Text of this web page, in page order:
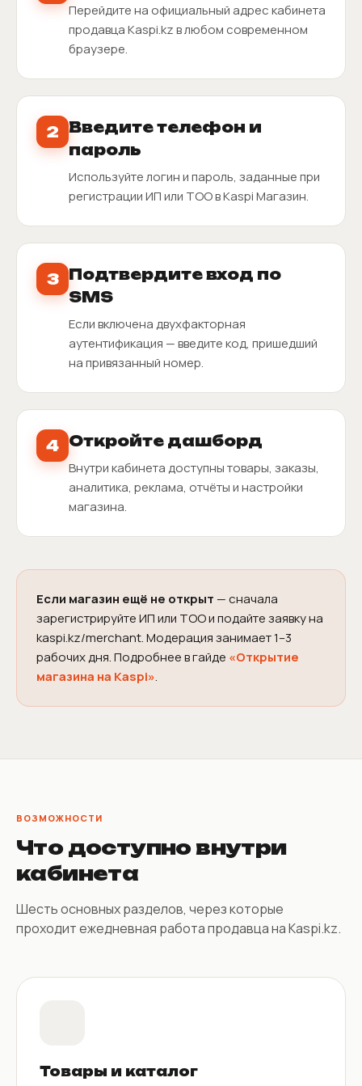
Перейдите на официальный адрес кабинета
продавца Kaspi.kz в любом современном
браузере.
2 Введите телефон и
пароль
Используйте логин и пароль, заданные при
регистрации ИП или ТОО в Kaspi Магазин.
3
Подтвердите вход по
SMS
Если включена двухфакторная
аутентификация — введите код, пришедший
на привязанный номер.
4 Откройте дашборд
Внутри кабинета доступны товары, заказы,
аналитика, реклама, отчёты и настройки
магазина.
Если магазин ещё не открыт — сначала
зарегистрируйте ИП или ТОО и подайте заявку на
kaspi.kz/merchant. Модерация занимает 1–3
рабочих дня. Подробнее в гайде «Открытие
магазина на Kaspi».
ВОЗМОЖНОСТИ
Что доступно внутри
кабинета
Шесть основных разделов, через которые
проходит ежедневная работа продавца на Kaspi.kz.
Товары и каталог